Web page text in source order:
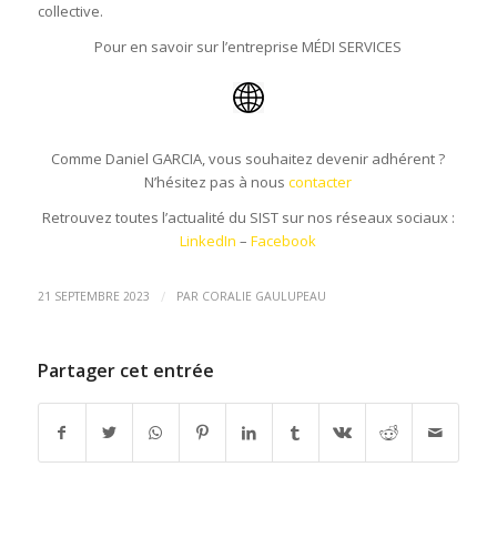
collective.
Pour en savoir sur l’entreprise MÉDI SERVICES
Comme Daniel GARCIA, vous souhaitez devenir adhérent ?
N’hésitez pas à nouscontacter
Retrouvez toutes l’actualité du SIST sur nos réseaux sociaux :
LinkedIn –Facebook
21 SEPTEMBRE 2023 / PAR CORALIE GAULUPEAU
Partager cet entrée